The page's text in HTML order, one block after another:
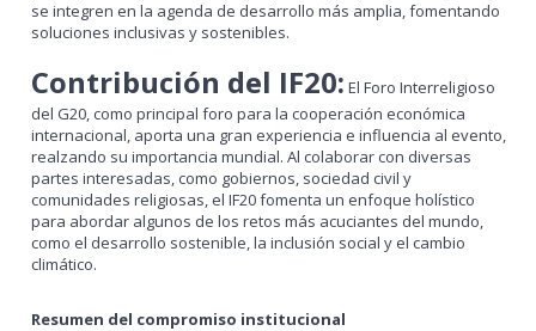
se integren en la agenda de desarrollo más amplia, fomentando
soluciones inclusivas y sostenibles.
Contribución del IF20: El Foro Interreligioso
del G20, como principal foro para la cooperación económica
internacional, aporta una gran experiencia e influencia al evento,
realzando su importancia mundial. Al colaborar con diversas
partes interesadas, como gobiernos, sociedad civil y
comunidades religiosas, el IF20 fomenta un enfoque holístico
para abordar algunos de los retos más acuciantes del mundo,
como el desarrollo sostenible, la inclusión social y el cambio
climático.
Resumen del compromiso institucional